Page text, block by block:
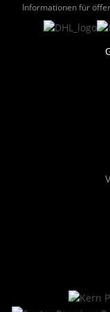
Informationen für